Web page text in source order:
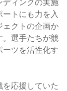
トにも力を入
ェクトの企画か
。選手たちが競
ツを活性化す
応援していた